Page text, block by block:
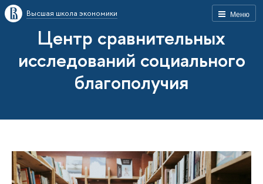
Меню
Высшая школа экономики
Центр сравнительных
исследований социального
благополучия